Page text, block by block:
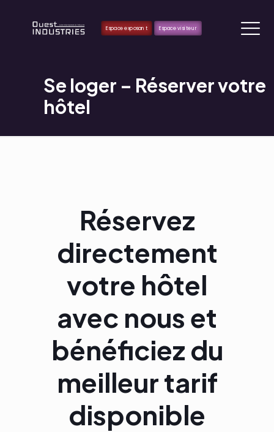
Espace exposant Espace visiteur
Se loger – Réserver votre
hôtel
Réservez
directement
votre hôtel
avec nous et
bénéficiez du
meilleur tarif
disponible